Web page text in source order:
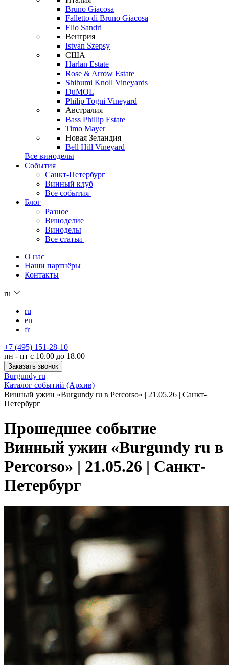
Bruno Giacosa
Falletto di Bruno Giacosa
Elio Sandri
Венгрия
Istvan Szepsy
США
Harlan Estate
Rose & Arrow Estate
Shibumi Knoll Vineyards
DuMOL
Philip Togni Vineyard
Австралия
Bass Phillip Estate
Timo Mayer
Новая Зеландия
Bell Hill Vineyard
Все виноделы
События
Санкт-Петербург
Винный клуб
Все события
Блог
Разное
Виноделие
Виноделы
Все статьи
О нас
Наши партнёры
Контакты
ru
ru
en
fr
+7 (495) 151-28-10
пн - пт с 10.00 до 18.00
Заказать звонок
Burgundy ru
Каталог событий (Архив)
Винный ужин «Burgundy ru в Percorso» | 21.05.26 | Санкт-
Петербург
Прошедшее событие
Винный ужин «Burgundy ru в
Percorso» | 21.05.26 | Санкт-
Петербург